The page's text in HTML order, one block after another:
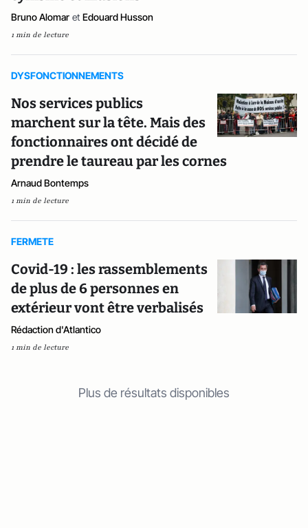
Bruno Alomar et Edouard Husson
1 min de lecture
DYSFONCTIONNEMENTS
Nos services publics
marchent sur la tête. Mais des
fonctionnaires ont décidé de
prendre le taureau par les cornes
Arnaud Bontemps
1 min de lecture
FERMETE
Covid-19 : les rassemblements
de plus de 6 personnes en
extérieur vont être verbalisés
Rédaction d'Atlantico
1 min de lecture
Plus de résultats disponibles